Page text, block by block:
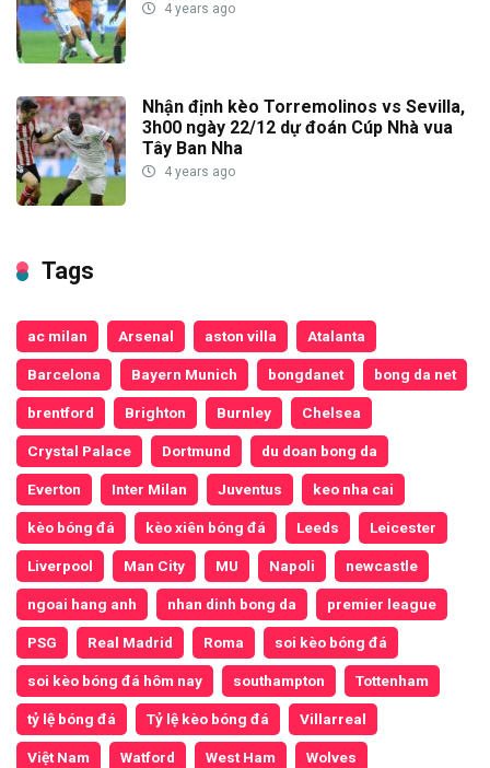
4 years ago
Nhận định kèo Torremolinos vs Sevilla,
3h00 ngày 22/12 dự đoán Cúp Nhà vua
Tây Ban Nha
4 years ago
Tags
ac milan Arsenal aston villa Atalanta
Barcelona Bayern Munich bongdanet bong da net
brentford Brighton Burnley Chelsea
Crystal Palace Dortmund du doan bong da
Everton Inter Milan Juventus keo nha cai
kèo bóng đá kèo xiên bóng đá Leeds Leicester
Liverpool Man City MU Napoli newcastle
ngoai hang anh nhan dinh bong da premier league
PSG Real Madrid Roma soi kèo bóng đá
soi kèo bóng đá hôm nay southampton Tottenham
tỷ lệ bóng đá Tỷ lệ kèo bóng đá Villarreal
Việt Nam Watford West Ham Wolves